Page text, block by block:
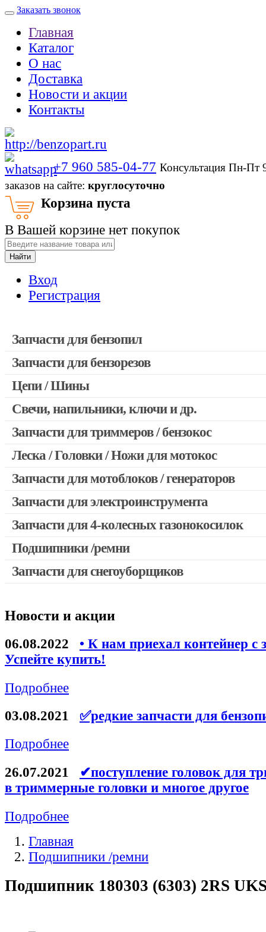
Заказать звонок
Главная
Каталог
О нас
Доставка
Новости и акции
Контакты
+7 960 585-04-77 Консультация Пн-
заказов на сайте: круглосуточно
Корзина пуста
В Вашей корзине нет покупок
Найти
Вход
Регистрация
Запчасти для бензопил
Запчасти для бензопил Stihl
Запчасти для бензопил Husqvarna, Partner
Запчасти для бензопил Oleo-mac, Echo и др.
Запчасти для бензорезов
Цепи / Шины
Свечи, напильники, ключи и др.
Запчасти для триммеров / бензокос
Запчасти для Китайских триммеров
Запчасти для мотокос Stihl / Husqvarna / Oleo-mac / Echo и
Леска / Головки / Ножи для мотокос
Запчасти для мотоблоков / генераторов
Запчасти для электроинструмента
Двигатели, редукторы для шуруповертов
Выключатели, переключатели
Запчасти для УШМ (болгарок)
Запчасти для электроинструмента другие
Запчасти для компрессоров
Конденсаторы
Ремни для электроинструмента
Запчасти для 4-колесных газонокосилок
Подшипники /ремни
Запчасти для снегоуборщиков
Новости и акции
06.08.2022
• К нам приехал контейнер с
Успейте купить!
Подробнее
03.08.2021
✅редкие запчасти для
Подробнее
26.07.2021
✔поступление головок для
в триммерные головки и многое другое
Подробнее
Главная
Подшипники /ремни
Подшипник 180303 (6303) 2RS